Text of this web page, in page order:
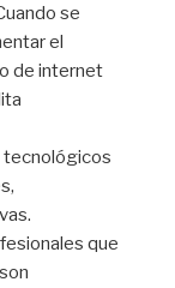
se
el
de internet
tecnológicos
que
son